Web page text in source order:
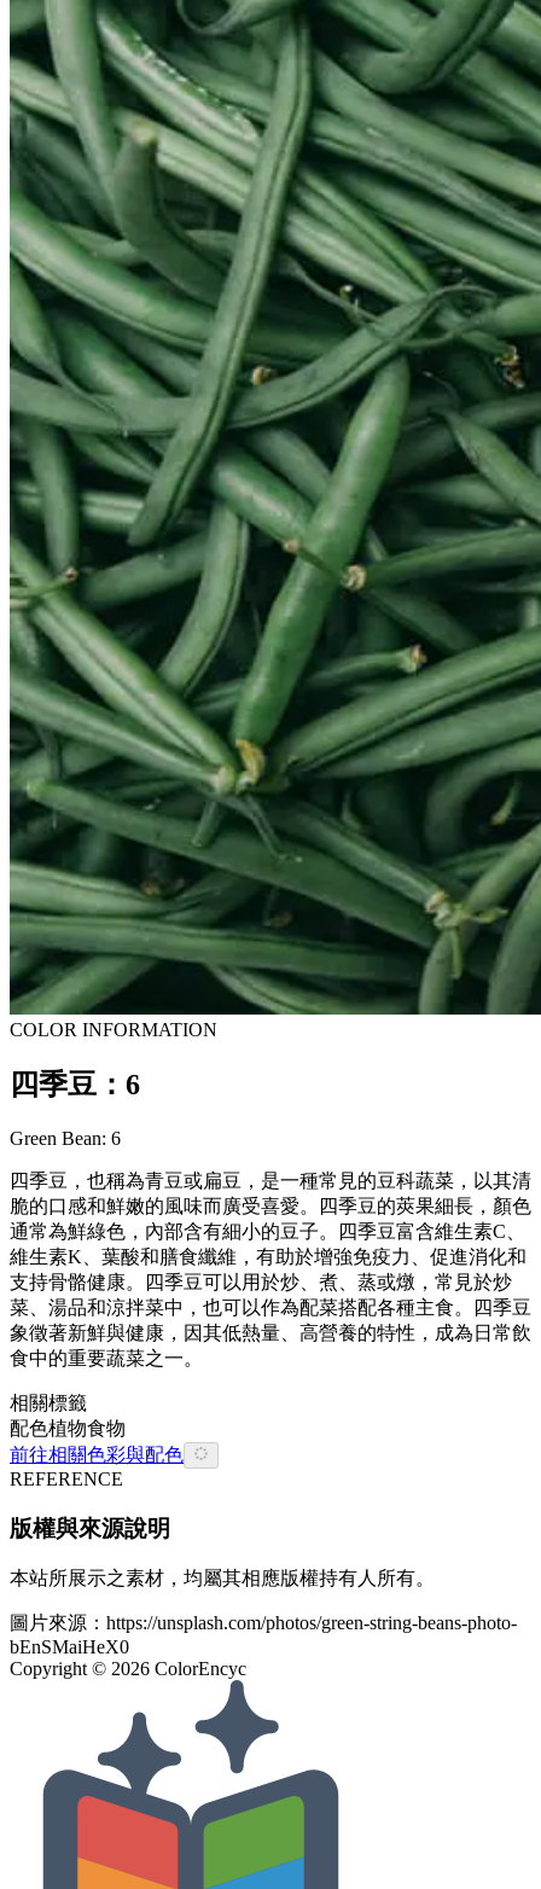
COLOR INFORMATION
四季豆：6
Green Bean: 6
四季豆，也稱為青豆或扁豆，是一種常見的豆科蔬菜，以其清
脆的口感和鮮嫩的風味而廣受喜愛。四季豆的莢果細長，顏色
通常為鮮綠色，內部含有細小的豆子。四季豆富含維生素C、
維生素K、葉酸和膳食纖維，有助於增強免疫力、促進消化和
支持骨骼健康。四季豆可以用於炒、煮、蒸或燉，常見於炒
菜、湯品和涼拌菜中，也可以作為配菜搭配各種主食。四季豆
象徵著新鮮與健康，因其低熱量、高營養的特性，成為日常飲
食中的重要蔬菜之一。
相關標籤
配色植物食物
前往相關色彩與配色
REFERENCE
版權與來源說明
本站所展示之素材，均屬其相應版權持有人所有。
圖片來源： https://unsplash.com/photos/green-string-beans-photo-
bEnSMaiHeX0
Copyright © 2026 ColorEncyc